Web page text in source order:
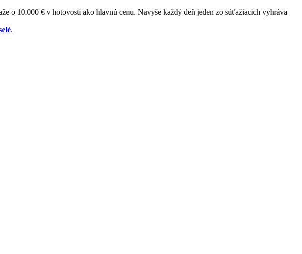
o 10.000 € v hotovosti ako hlavnú cenu. Navyše každý deň jeden zo súťažiacich vyhráva
.